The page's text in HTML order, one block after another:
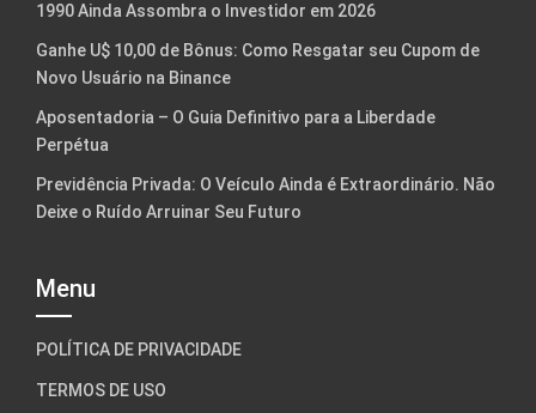
1990 Ainda Assombra o Investidor em 2026
Ganhe U$ 10,00 de Bônus: Como Resgatar seu Cupom de
Novo Usuário na Binance
Aposentadoria – O Guia Definitivo para a Liberdade
Perpétua
Previdência Privada: O Veículo Ainda é Extraordinário. Não
Deixe o Ruído Arruinar Seu Futuro
Menu
POLÍTICA DE PRIVACIDADE
TERMOS DE USO